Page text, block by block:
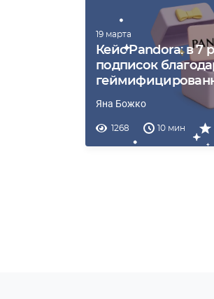
19 марта
Кейс Pandora: в 7
подписок
Яна Божко
1268 10 мин